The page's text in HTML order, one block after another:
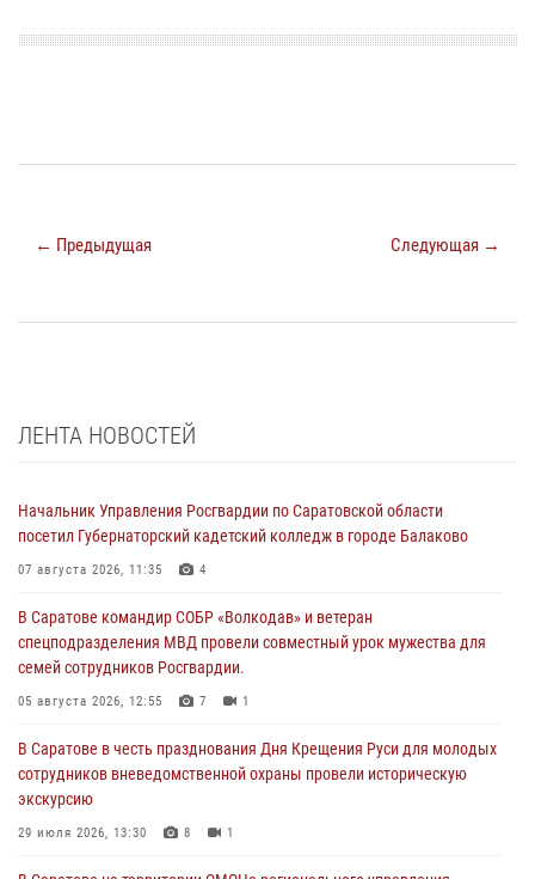
← Предыдущая Следующая →
ЛЕНТА НОВОСТЕЙ
Начальник Управления Росгвардии по Саратовской области
посетил Губернаторский кадетский колледж в городе Балаково
07 августа 2026, 11:35 4
В Саратове командир СОБР «Волкодав» и ветеран
спецподразделения МВД провели совместный урок мужества для
семей сотрудников Росгвардии.
05 августа 2026, 12:55 7 1
В Саратове в честь празднования Дня Крещения Руси для молодых
сотрудников вневедомственной охраны провели историческую
экскурсию
29 июля 2026, 13:30 8 1